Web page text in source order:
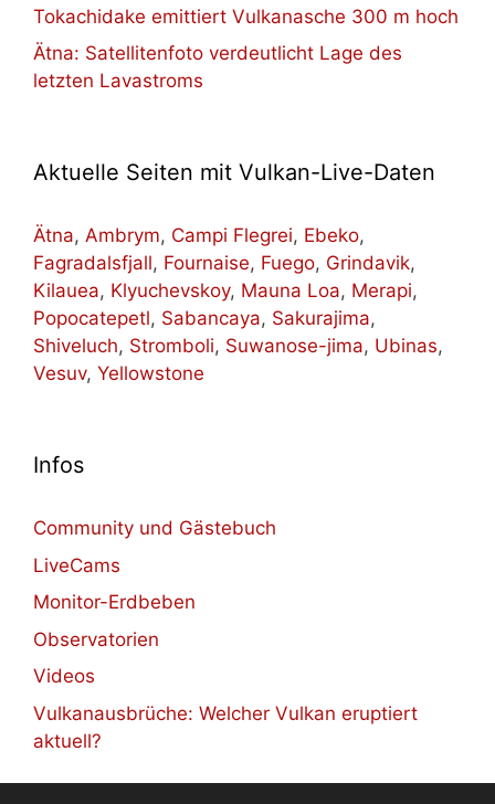
Tokachidake emittiert Vulkanasche 300 m hoch
Ätna: Satellitenfoto verdeutlicht Lage des
letzten Lavastroms
Aktuelle Seiten mit Vulkan-Live-Daten
Ätna, Ambrym, Campi Flegrei, Ebeko,
Fagradalsfjall, Fournaise, Fuego, Grindavik,
Kilauea, Klyuchevskoy, Mauna Loa, Merapi,
Popocatepetl, Sabancaya, Sakurajima,
Shiveluch, Stromboli, Suwanose-jima, Ubinas,
Vesuv, Yellowstone
Infos
Community und Gästebuch
LiveCams
Monitor-Erdbeben
Observatorien
Videos
Vulkanausbrüche: Welcher Vulkan eruptiert
aktuell?